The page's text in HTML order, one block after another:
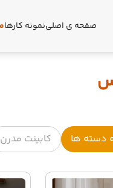
صفحه ی اصلینمونه کارها
دسته ها کابینت مدرن